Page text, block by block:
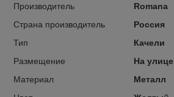
Производитель
Romana
Страна производитель
Россия
Тип
Качели
Размещение
На улице
Материал
Металл